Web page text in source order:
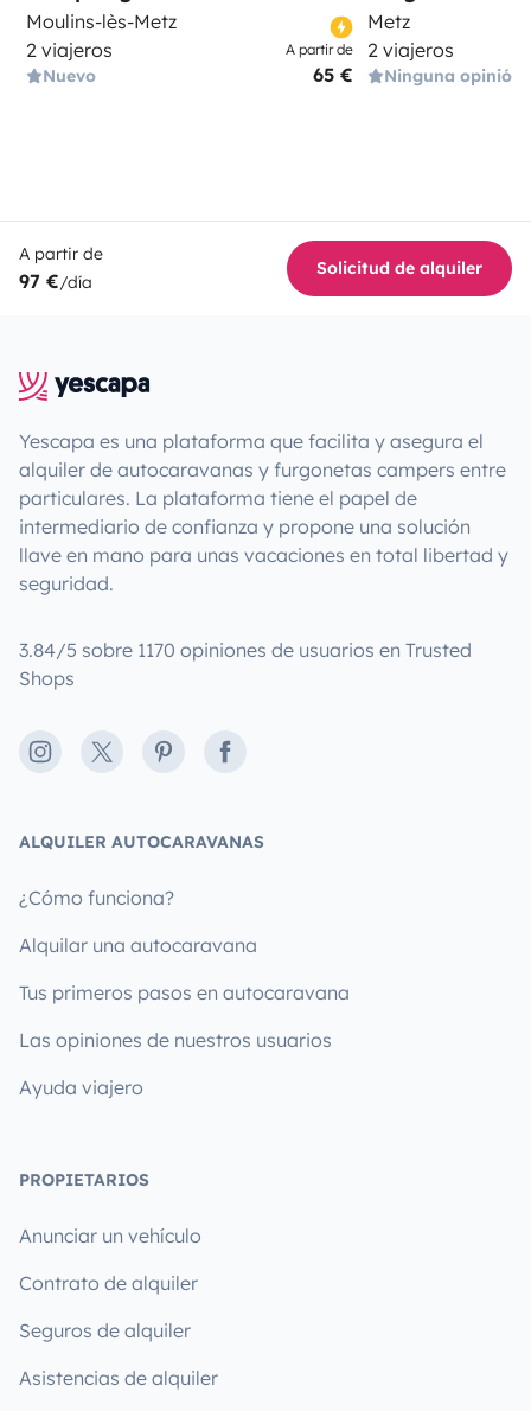
Moulins-lès-Metz
2 viajeros
Nuevo
A partir de
65 €
Metz
2 viajeros
Ninguna opinión
A partir de
97 €/día
Solicitud de alquiler
Yescapa es una plataforma que facilita y asegura el
alquiler de autocaravanas y furgonetas campers entre
particulares. La plataforma tiene el papel de
intermediario de confianza y propone una solución
llave en mano para unas vacaciones en total libertad y
seguridad.
3.84/5 sobre 1170 opiniones de usuarios en Trusted
Shops
Instagram
X PinterestFacebook
ALQUILER AUTOCARAVANAS
¿Cómo funciona?
Alquilar una autocaravana
Tus primeros pasos en autocaravana
Las opiniones de nuestros usuarios
Ayuda viajero
PROPIETARIOS
Anunciar un vehículo
Contrato de alquiler
Seguros de alquiler
Asistencias de alquiler